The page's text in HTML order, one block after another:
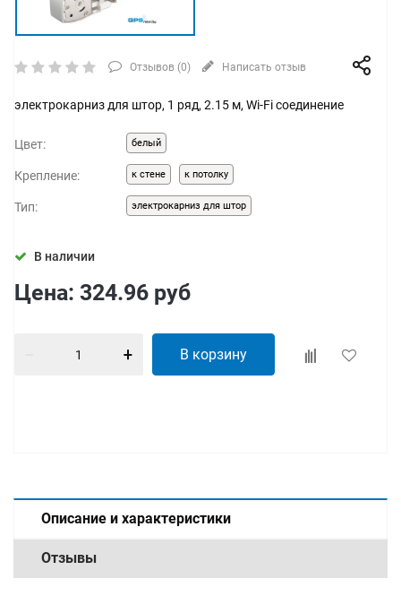
Отзывов (0) Написать отзыв
электрокарниз для штор, 1 ряд, 2.15 м, Wi-Fi соединение
Цвет: белый
Крепление: к стене к потолку
Тип: электрокарниз для штор
В наличии
Цена: 324.96 руб
В корзину
Описание и характеристики
Отзывы